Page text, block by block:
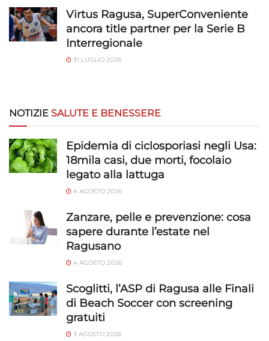
Virtus Ragusa, SuperConveniente
ancora title partner per la Serie B
Interregionale
31 LUGLIO 2026
NOTIZIE SALUTE E BENESSERE
Epidemia di ciclosporiasi negli Usa:
18mila casi, due morti, focolaio
legato alla lattuga
4 AGOSTO 2026
Zanzare, pelle e prevenzione: cosa
sapere durante l’estate nel
Ragusano
4 AGOSTO 2026
Scoglitti, l’ASP di Ragusa alle Finali
di Beach Soccer con screening
gratuiti
3 AGOSTO 2026